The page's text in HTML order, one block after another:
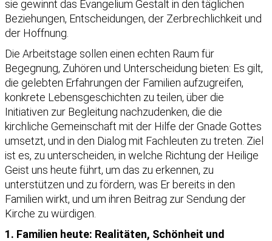
sie gewinnt das Evangelium Gestalt in den täglichen
Beziehungen, Entscheidungen, der Zerbrechlichkeit und
der Hoffnung.
Die Arbeitstage sollen einen echten Raum für
Begegnung, Zuhören und Unterscheidung bieten: Es gilt,
die gelebten Erfahrungen der Familien aufzugreifen,
konkrete Lebensgeschichten zu teilen, über die
Initiativen zur Begleitung nachzudenken, die die
kirchliche Gemeinschaft mit der Hilfe der Gnade Gottes
umsetzt, und in den Dialog mit Fachleuten zu treten. Ziel
ist es, zu unterscheiden, in welche Richtung der Heilige
Geist uns heute führt, um das zu erkennen, zu
unterstützen und zu fördern, was Er bereits in den
Familien wirkt, und um ihren Beitrag zur Sendung der
Kirche zu würdigen.
1. Familien heute: Realitäten, Schönheit und